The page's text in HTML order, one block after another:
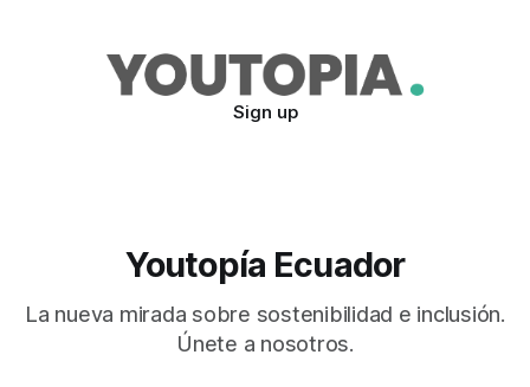
Sign up
Youtopía Ecuador
La nueva mirada sobre sostenibilidad e inclusión.
Únete a nosotros.